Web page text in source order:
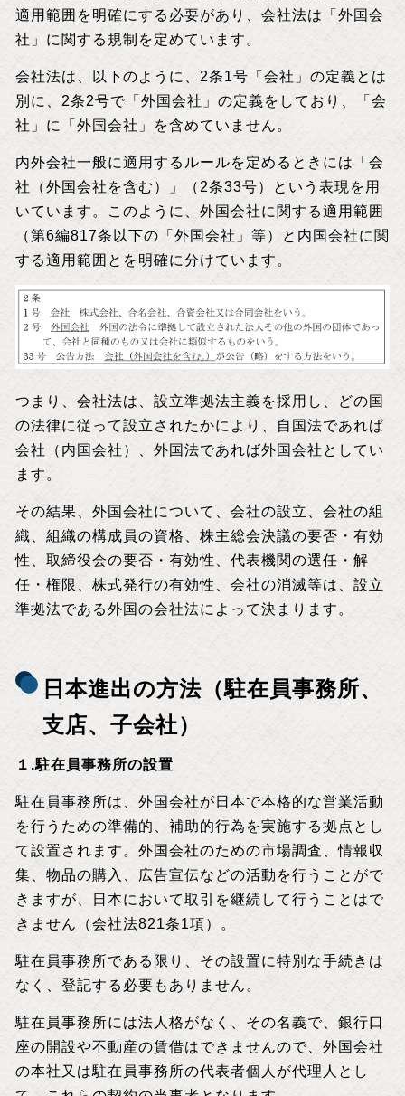
適用範囲を明確にする必要があり、会社法は「外国会
社」に関する規制を定めています。
会社法は、以下のように、2条1号「会社」の定義とは
別に、2条2号で「外国会社」の定義をしており、「会
社」に「外国会社」を含めていません。
内外会社一般に適用するルールを定めるときには「会
社（外国会社を含む）」（2条33号）という表現を用
いています。このように、外国会社に関する適用範囲
（第6編817条以下の「外国会社」等）と内国会社に関
する適用範囲とを明確に分けています。
つまり、会社法は、設立準拠法主義を採用し、どの国
の法律に従って設立されたかにより、自国法であれば
会社（内国会社）、外国法であれば外国会社としてい
ます。
その結果、外国会社について、会社の設立、会社の組
織、組織の構成員の資格、株主総会決議の要否・有効
性、取締役会の要否・有効性、代表機関の選任・解
任・権限、株式発行の有効性、会社の消滅等は、設立
準拠法である外国の会社法によって決まります。
日本進出の方法（駐在員事務所、
支店、子会社）
１.駐在員事務所の設置
駐在員事務所は、外国会社が日本で本格的な営業活動
を行うための準備的、補助的行為を実施する拠点とし
て設置されます。外国会社のための市場調査、情報収
集、物品の購入、広告宣伝などの活動を行うことがで
きますが、日本において取引を継続して行うことはで
きません（会社法821条1項）。
駐在員事務所である限り、その設置に特別な手続きは
なく、登記する必要もありません。
駐在員事務所には法人格がなく、その名義で、銀行口
座の開設や不動産の賃借はできませんので、外国会社
の本社又は駐在員事務所の代表者個人が代理人とし